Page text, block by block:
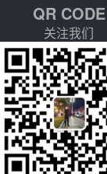
QR CODE
关注我们